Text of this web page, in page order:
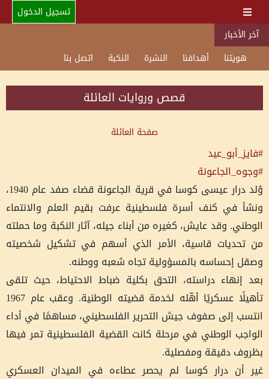
تسجيل الدخول
آخر الأخبار
هويتنا
أهدافنا النشرة النكبة اتصل بنا
قصص وروايات العائلة
صفحة العائلة
#فايز_أبو_عيد
#وجوه_الجاعونة
وُلد درار عيسى كوسا في قرية الجاعونة قضاء صفد عام 1940،
ونشأ في كنف أسرة فلسطينية عرفت بقيم العلم والانتماء
الوطني. وقد عايش، كغيره من أبناء جيله، آثار النكبة وما حملته
من تحديات قاسية، الأمر الذي أسهم في تشكيل شخصيته
وصقل إحساسه بالمسؤولية تجاه شعبه ووطنه.
بعد إنهاء دراسته، التحق بكلية ضباط الاحتياط، حيث تلقى
تأهيلًا عسكريًا أهّله لخدمة قضيته الوطنية. وعقب عام 1967
انتسب إلى صفوف جيش التحرير الفلسطيني، مساهمًا في أداء
الواجب الوطني في مرحلة كانت القضية الفلسطينية تمر فيها
بظروف دقيقة ومفصلية.
غير أن درار كوسا لم يحصر عطاءه في الميدان العسكري